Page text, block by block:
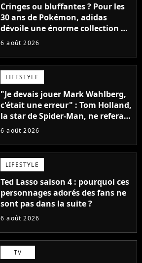
Cringes ou bluffantes ? Pour les
30 ans de Pokémon, adidas
dévoile une énorme collection de
sneakers et je ne sais pas quoi en
6 août 2026
LIFESTYLE
"Je devais jouer Mark Wahlberg,
c'était une erreur" : Tom Holland,
la star de Spider-Man, ne referait
pas ce blockbuster
6 août 2026
LIFESTYLE
Ted Lasso saison 4 : pourquoi ces
personnages adorés des fans ne
sont pas dans la suite ?
6 août 2026
TV